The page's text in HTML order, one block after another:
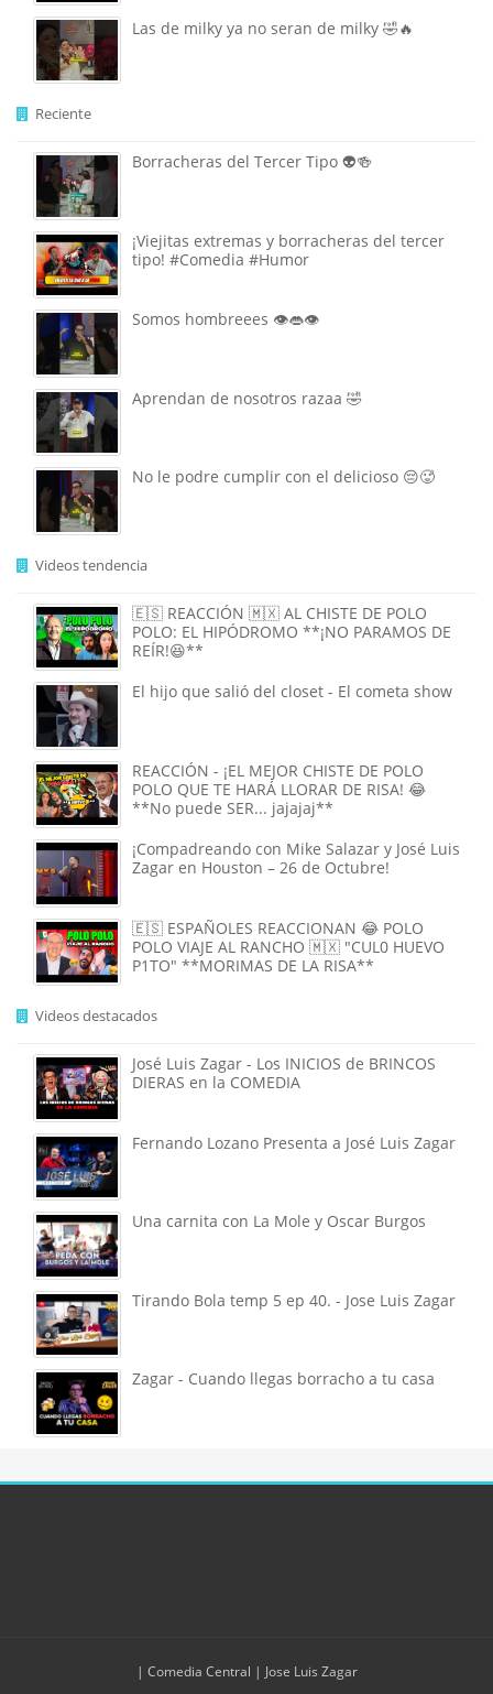
Las de milky ya no seran de milky 🤣🔥
Reciente
Borracheras del Tercer Tipo 👽🍻
¡Viejitas extremas y borracheras del tercer
tipo! #Comedia #Humor
Somos hombreees 👁️👄👁️
Aprendan de nosotros razaa 🤣
No le podre cumplir con el delicioso 😔🥵
Videos tendencia
🇪🇸 REACCIÓN 🇲🇽 AL CHISTE DE POLO
POLO: EL HIPÓDROMO **¡NO PARAMOS DE
REÍR!😆**
El hijo que salió del closet - El cometa show
REACCIÓN - ¡EL MEJOR CHISTE DE POLO
POLO QUE TE HARÁ LLORAR DE RISA! 😂
**No puede SER... jajajaj**
¡Compadreando con Mike Salazar y José Luis
Zagar en Houston – 26 de Octubre!
🇪🇸 ESPAÑOLES REACCIONAN 😂 POLO
POLO VIAJE AL RANCHO 🇲🇽 "CUL0 HUEVO
P1TO" **MORIMAS DE LA RISA**
Videos destacados
José Luis Zagar - Los INICIOS de BRINCOS
DIERAS en la COMEDIA
Fernando Lozano Presenta a José Luis Zagar
Una carnita con La Mole y Oscar Burgos
Tirando Bola temp 5 ep 40. - Jose Luis Zagar
Zagar - Cuando llegas borracho a tu casa
| Comedia Central | Jose Luis Zagar